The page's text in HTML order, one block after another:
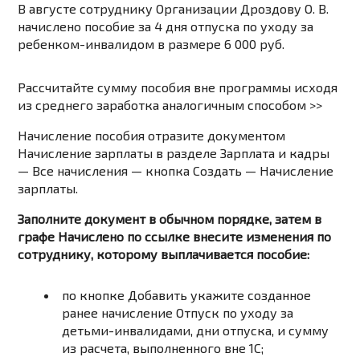
В августе сотруднику Организации Дроздову О. В.
начислено пособие за 4 дня отпуска по уходу за
ребенком-инвалидом в размере 6 000 руб.
Рассчитайте сумму пособия вне программы исходя
из среднего заработка аналогичным способом >>
Начисление пособия отразите документом
Начисление зарплаты в разделе Зарплата и кадры
— Все начисления — кнопка Создать — Начисление
зарплаты.
Заполните документ в обычном порядке, затем в
графе Начислено по ссылке внесите изменения по
сотруднику, которому выплачивается пособие:
по кнопке Добавить укажите созданное
ранее начислениеОтпуск по уходу за
детьми-инвалидами, дни отпуска, и сумму
из расчета, выполненного вне 1С;